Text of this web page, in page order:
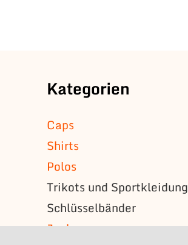
Kategorien
Caps
Shirts
Polos
Trikots und Sportkleidung
Schlüsselbänder
Jacken